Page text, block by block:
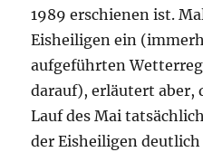
1989 erschienen ist.
Eisheiligen ein
aufgeführten
darauf), erläutert aber,
Lauf des Mai
der Eisheiligen